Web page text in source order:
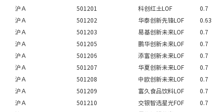
沪Ａ
501201 科创红土LOF
0.7
沪Ａ
501202 华泰创新先锋LOF
0.63
沪Ａ
501203 易基创新未来LOF
0.7
沪Ａ
501205 鹏华创新未来LOF
0.7
沪Ａ
501206 添富创新未来LOF
0.7
沪Ａ
501207 华夏创新未来LOF
0.7
沪Ａ
501208 中欧创新未来LOF
0.7
沪Ａ
501209 富久食品饮料LOF
0.7
沪Ａ
501210 交银智选星光FOF
0.7